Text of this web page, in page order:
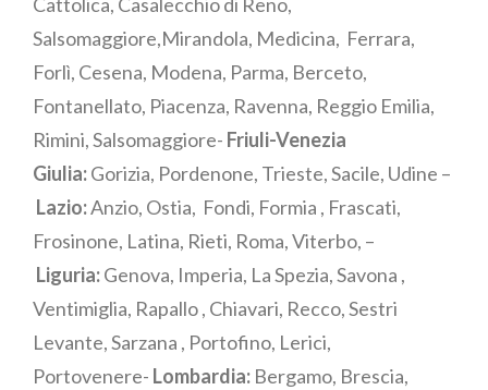
Cattolica, Casalecchio di Reno,
Salsomaggiore,Mirandola, Medicina, Ferrara,
Forlì, Cesena, Modena, Parma, Berceto,
Fontanellato, Piacenza, Ravenna, Reggio Emilia,
Rimini, Salsomaggiore- Friuli-Venezia
Giulia:Gorizia, Pordenone, Trieste, Sacile, Udine –
Lazio:Anzio, Ostia, Fondi, Formia , Frascati,
Frosinone, Latina, Rieti, Roma, Viterbo, –
Liguria:Genova, Imperia, La Spezia, Savona ,
Ventimiglia, Rapallo , Chiavari, Recco, Sestri
Levante, Sarzana , Portofino, Lerici,
Portovenere- Lombardia: Bergamo, Brescia,